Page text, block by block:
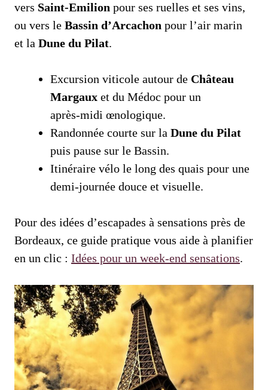
vers Saint-Emilion pour ses ruelles et ses vins,
ou vers le Bassin d’Arcachon pour l’air marin
et la Dune du Pilat.
Excursion viticole autour de Château
Margaux et du Médoc pour un
après‑midi œnologique.
Randonnée courte sur la Dune du Pilat
puis pause sur le Bassin.
Itinéraire vélo le long des quais pour une
demi‑journée douce et visuelle.
Pour des idées d’escapades à sensations près de
Bordeaux, ce guide pratique vous aide à planifier
en un clic : Idées pour un week‑end sensations.